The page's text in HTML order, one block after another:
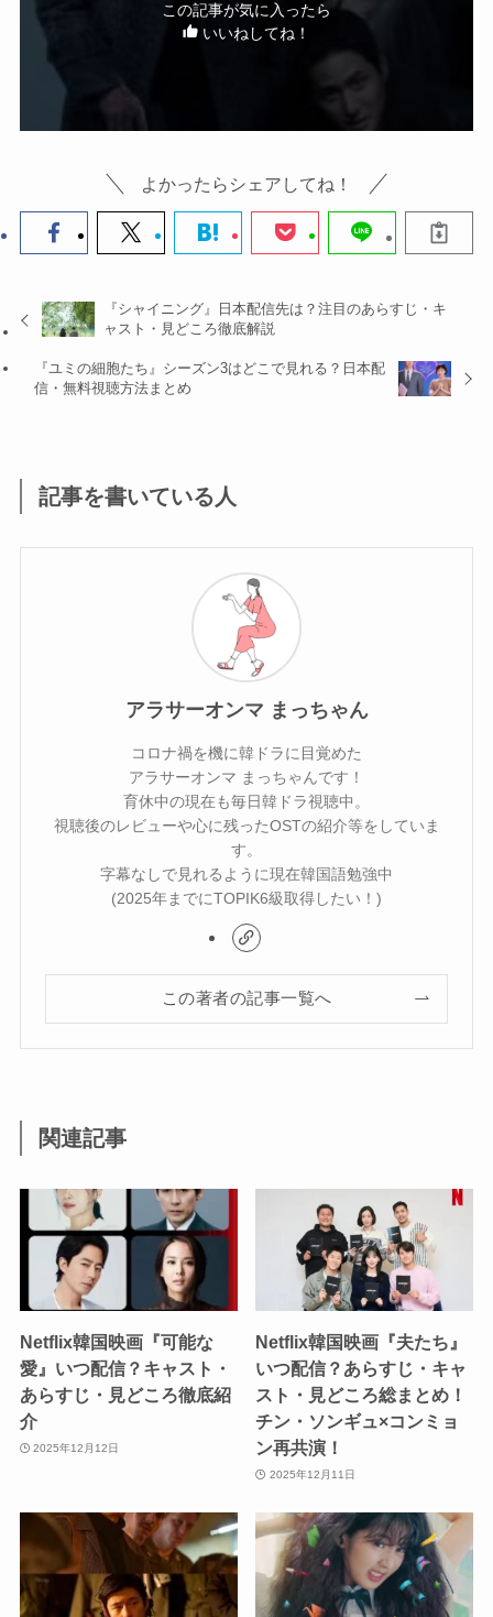
この記事が気に入ったら
いいねしてね！
よかったらシェアしてね！
『シャイニング』日本配信先は？注目のあらすじ・キ
ャスト・見どころ徹底解説
『ユミの細胞たち』シーズン3はどこで見れる？日本配
信・無料視聴方法まとめ
記事を書いている人
アラサーオンマ まっちゃん
コロナ禍を機に韓ドラに目覚めた
アラサーオンマ まっちゃんです！
育休中の現在も毎日韓ドラ視聴中。
視聴後のレビューや心に残ったOSTの紹介等をしていま
す。
字幕なしで見れるように現在韓国語勉強中
(2025年までにTOPIK6級取得したい！)
この著者の記事一覧へ
関連記事
Netflix韓国映画『可能な
愛』いつ配信？キャスト・
あらすじ・見どころ徹底紹
介
2025年12月12日
Netflix韓国映画『夫たち』
いつ配信？あらすじ・キャ
スト・見どころ総まとめ！
チン・ソンギュ×コンミョ
ン再共演！
2025年12月11日